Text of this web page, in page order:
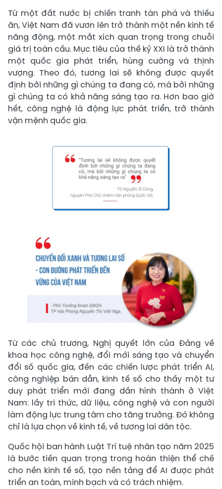
Từ một đất nước bị chiến tranh tàn phá và thiếu
ăn, Việt Nam đã vươn lên trở thành một nền kinh tế
năng động, một mắt xích quan trọng trong chuỗi
giá trị toàn cầu. Mục tiêu của thế kỷ XXI là trở thành
một quốc gia phát triển, hùng cường và thịnh
vượng. Theo đó, tương lai sẽ không được quyết
định bởi những gì chúng ta đang có, mà bởi những
gì chúng ta có khả năng sáng tạo ra. Hơn bao giờ
hết, công nghệ là động lực phát triển, trở thành
vận mệnh quốc gia.
Từ các chủ trương, Nghị quyết lớn của Đảng về
khoa học công nghệ, đổi mới sáng tạo và chuyển
đổi số quốc gia, đến các chiến lược phát triển AI,
công nghiệp bán dẫn, kinh tế số cho thấy một tư
duy phát triển mới đang dần hình thành ở Việt
Nam: lấy tri thức, dữ liệu, công nghệ và con người
làm động lực trung tâm cho tăng trưởng. Đó không
chỉ là lựa chọn về kinh tế, về tương lai dân tộc.
Quốc hội ban hành Luật Trí tuệ nhân tạo năm 2025
là bước tiến quan trọng trong hoàn thiện thể chế
cho nền kinh tế số, tạo nền tảng để AI được phát
triển an toàn, minh bạch và có trách nhiệm.